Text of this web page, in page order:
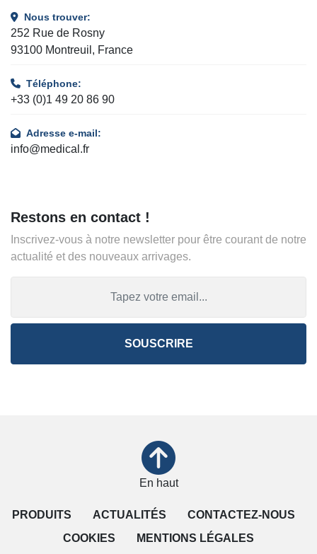
Nous trouver:
252 Rue de Rosny
93100 Montreuil, France
Téléphone:
+33 (0)1 49 20 86 90
Adresse e-mail:
info@medical.fr
Restons en contact !
Inscrivez-vous à notre newsletter pour être courant de notre
actualité et des nouveaux arrivages.
SOUSCRIRE
PRODUITS ACTUALITÉS
CONTACTEZ-NOUS
COOKIES
MENTIONS LÉGALES
En haut